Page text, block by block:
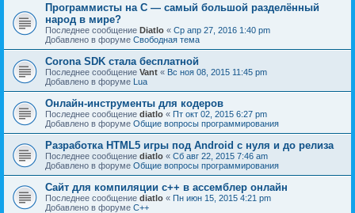
Программисты на C — самый большой разделённый
народ в мире?
Последнее сообщение Diatlo « Ср апр 27, 2016 1:40 pm
Добавлено в форуме Свободная тема
Corona SDK стала бесплатной
Последнее сообщение Vant « Вс ноя 08, 2015 11:45 pm
Добавлено в форуме Lua
Онлайн-инструменты для кодеров
Последнее сообщение diatlo « Пт окт 02, 2015 6:27 pm
Добавлено в форуме Общие вопросы программирования
Разработка HTML5 игры под Android с нуля и до релиза
Последнее сообщение diatlo « Сб авг 22, 2015 7:46 am
Добавлено в форуме Общие вопросы программирования
Сайт для компиляции c++ в ассемблер онлайн
Последнее сообщение diatlo « Пн июн 15, 2015 4:21 pm
Добавлено в форуме C++